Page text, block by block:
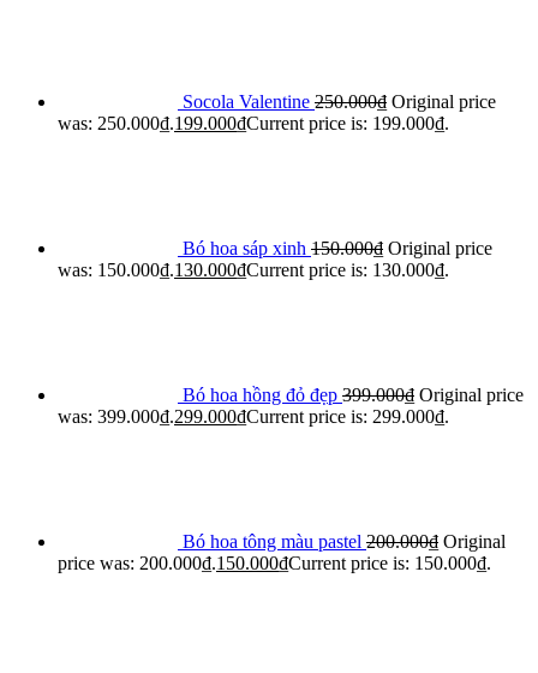
Socola Valentine 250.000₫ Original price
was: 250.000₫.199.000₫Current price is: 199.000₫.
Bó hoa sáp xinh 150.000₫ Original price
was: 150.000₫.130.000₫Current price is: 130.000₫.
Bó hoa hồng đỏ đẹp 399.000₫ Original price
was: 399.000₫.299.000₫Current price is: 299.000₫.
Bó hoa tông màu pastel 200.000₫ Original
price was: 200.000₫.150.000₫Current price is: 150.000₫.